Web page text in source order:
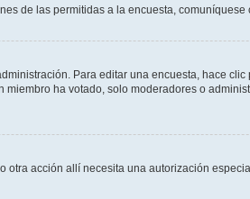
de las permitidas a la encuesta, comuníquese
Para editar una encuesta, hace
ha votado, solo moderadores o
acción allí necesita una autorización